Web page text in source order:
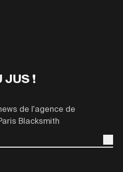
JUS !
de l'agence de
Blacksmith
Email